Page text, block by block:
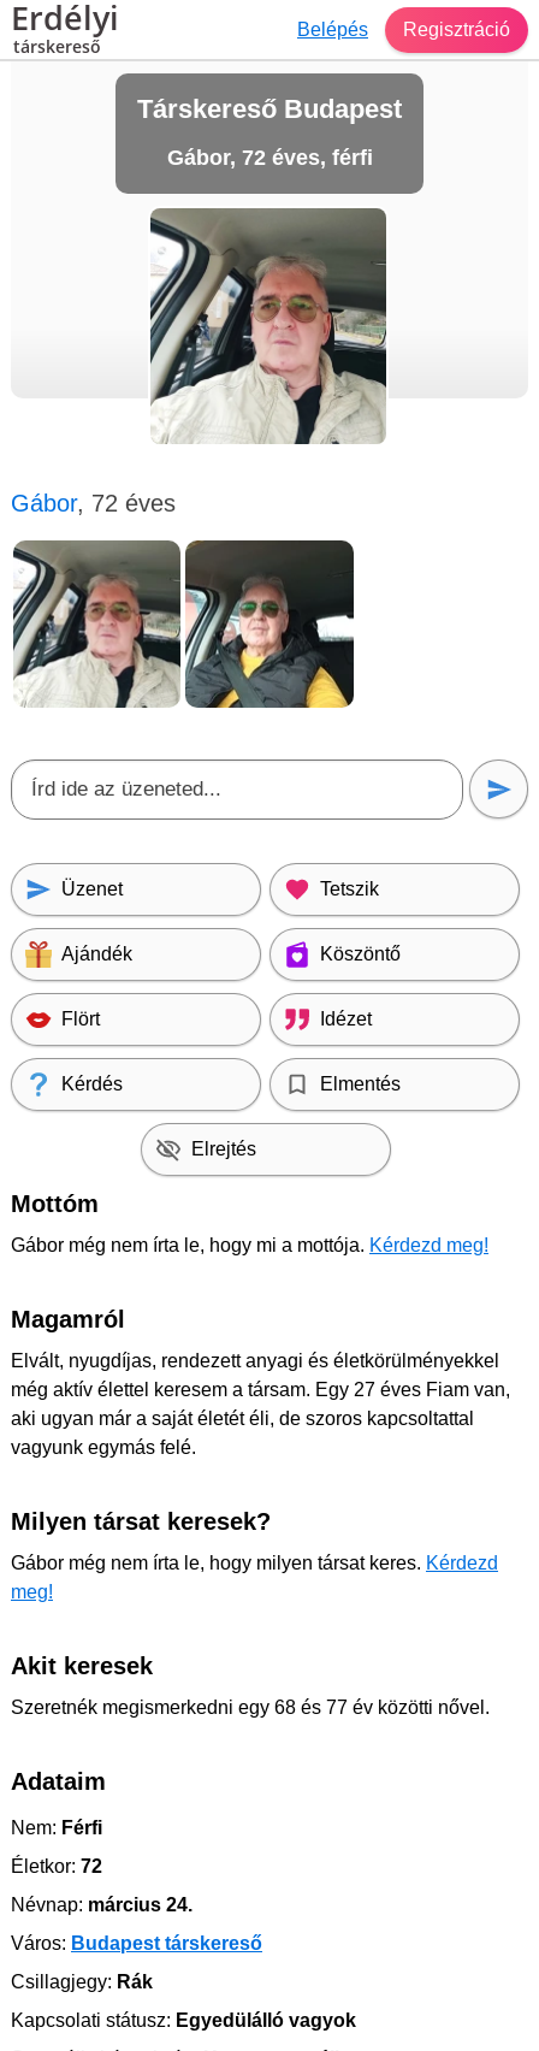
Erdélyi
társkereső
Belépés Regisztráció
Társkereső Budapest
Gábor, 72 éves, férfi
Gábor, 72 éves
Üzenet Tetszik
Ajándék Köszöntő
Flört Idézet
Kérdés Elmentés
Elrejtés
Mottóm
Gábor még nem írta le, hogy mi a mottója. Kérdezd meg!
Magamról
Elvált, nyugdíjas, rendezett anyagi és életkörülményekkel
még aktív élettel keresem a társam. Egy 27 éves Fiam van,
aki ugyan már a saját életét éli, de szoros kapcsoltattal
vagyunk egymás felé.
Milyen társat keresek?
Gábor még nem írta le, hogy milyen társat keres. Kérdezd
meg!
Akit keresek
Szeretnék megismerkedni egy 68 és 77 év közötti nővel.
Adataim
Nem: Férfi
Életkor: 72
Névnap: március 24.
Város: Budapest társkereső
Csillagjegy: Rák
Kapcsolati státusz: Egyedülálló vagyok